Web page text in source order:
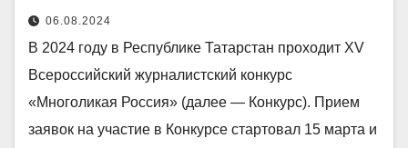
06.08.2024
В 2024 году в Республике Татарстан проходит XV
Всероссийский журналистский конкурс
«Многоликая Россия» (далее — Конкурс). Прием
заявок на участие в Конкурсе стартовал 15 марта и